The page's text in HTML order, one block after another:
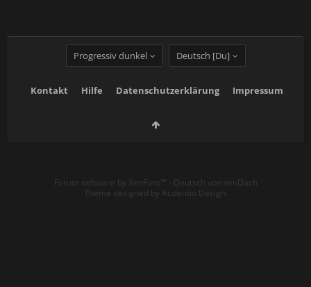
Progressiv dunkel Deutsch [Du]
Kontakt Hilfe Datenschutzerklärung Impressum
Forum software by XenForo™ - Deutsch von xenDach
Theme designed by Audentio Design.